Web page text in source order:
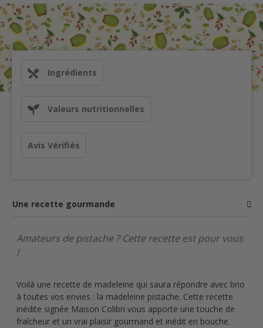
Ingrédients
Valeurs nutritionnelles
Avis Vérifiés
Une recette gourmande
Amateurs de pistache ? Cette recette est pour vous
!
Voilà une recette de madeleine qui saura répondre avec brio
à toutes vos envies : la madeleine pistache. Cette recette
inédite signée Maison Colibri vous apporte une touche de
fraîcheur et un vrai plaisir gourmand et inédit en bouche.